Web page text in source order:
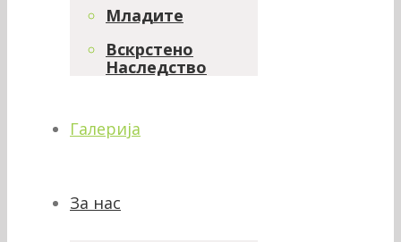
Младите
Вскрстено
Наследство
Галерија
За нас